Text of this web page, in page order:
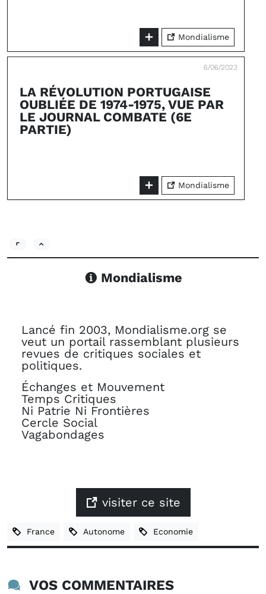
Mondialisme
6/06/2023
LA RÉVOLUTION PORTUGAISE
OUBLIÉE DE 1974-1975, VUE PAR
LE JOURNAL COMBATE (6E
PARTIE)
Mondialisme
Mondialisme
Lancé fin 2003, Mondialisme.org se
veut un portail rassemblant plusieurs
revues de critiques sociales et
politiques.
Échanges et Mouvement
Temps Critiques
Ni Patrie Ni Frontières
Cercle Social
Vagabondages
visiter ce site
France Autonome Economie
VOS COMMENTAIRES